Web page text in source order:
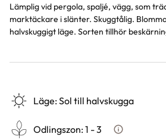
Lämplig vid pergola, spaljé, vägg, som
marktäckare i slänter. Skuggtålig.
halvskuggigt läge. Sorten tillhör
Läge:Sol till halvskugga
Odlingszon:1 - 3 Vad är